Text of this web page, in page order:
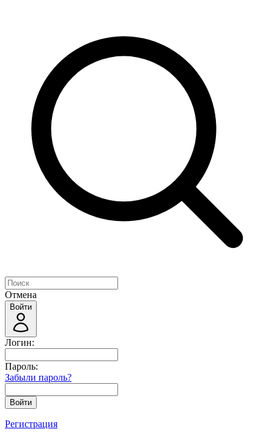
Отмена
Войти
Логин:
Пароль:
Забыли пароль?
Войти
Регистрация